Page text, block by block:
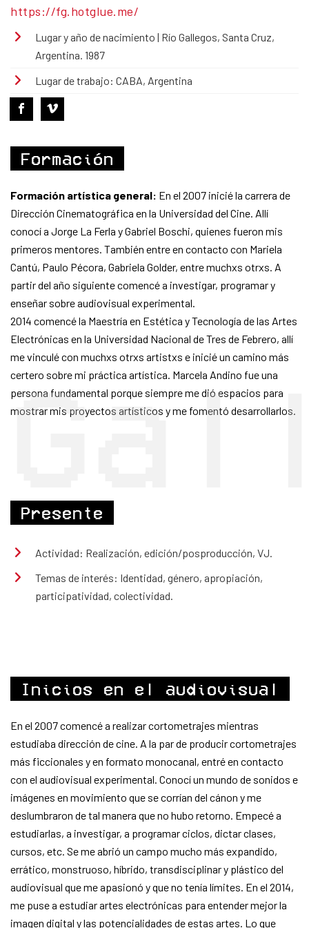
https://fg.hotglue.me/
Lugar y año de nacimiento | Río Gallegos, Santa Cruz,
Argentina. 1987
Lugar de trabajo: CABA, Argentina
Formación
Formación artística general: En el 2007 inicié la carrera de
Dirección Cinematográfica en la Universidad del Cine. Allí
conocí a Jorge La Ferla y Gabriel Boschi, quienes fueron mis
primeros mentores. También entre en contacto con Mariela
Cantú, Paulo Pécora, Gabriela Golder, entre muchxs otrxs. A
partir del año siguiente comencé a investigar, programar y
enseñar sobre audiovisual experimental.
2014 comencé la Maestría en Estética y Tecnología de las Artes
Electrónicas en la Universidad Nacional de Tres de Febrero, allí
me vinculé con muchxs otrxs artistxs e inicié un camino más
certero sobre mi práctica artística. Marcela Andino fue una
persona fundamental porque siempre me dió espacios para
mostrar mis proyectos artísticos y me fomentó desarrollarlos.
Presente
Actividad: Realización, edición/posproducción, VJ.
Temas de interés: Identidad, género, apropiación,
participatividad, colectividad.
Inicios en el audiovisual
En el 2007 comencé a realizar cortometrajes mientras
estudiaba dirección de cine. A la par de producir cortometrajes
más ficcionales y en formato monocanal, entré en contacto
con el audiovisual experimental. Conocí un mundo de sonidos e
imágenes en movimiento que se corrían del cánon y me
deslumbraron de tal manera que no hubo retorno. Empecé a
estudiarlas, a investigar, a programar ciclos, dictar clases,
cursos, etc. Se me abrió un campo mucho más expandido,
errático, monstruoso, híbrido, transdisciplinar y plástico del
audiovisual que me apasionó y que no tenía límites. En el 2014,
me puse a estudiar artes electrónicas para entender mejor la
imagen digital y las potencialidades de estas artes. Lo que